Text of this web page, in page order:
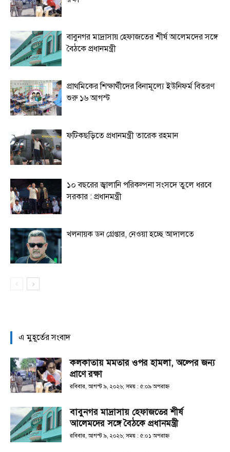
বাবুনগর মাদ্রাসায় হেফাজতের শীর্ষ আলেমদের সঙ্গে
বৈঠকে প্রধানমন্ত্রী
প্রাথমিকের শিক্ষার্থীদের বিনামূল্যে ইউনিফর্ম বিতরণ
শুরু ১৬ আগস্ট
ফটিকছড়িতে প্রধানমন্ত্রী তারেক রহমান
১০ বছরের জ্বালানি পরিকল্পনা সংসদে তুলে ধরবে
সরকার : প্রধানমন্ত্রী
খলনায়ক ডন গ্রেপ্তার, নেওয়া হচ্ছে আদালতে
এ মুহূর্তের সংবাদ
কলকাতায় মমতার ওপর হামলা, অল্পের জন্য
প্রাণে রক্ষা
রবিবার, আগস্ট ৯, ২০২৬; সময় : ৫:০৯ অপরাহ্ণ
বাবুনগর মাদ্রাসায় হেফাজতের শীর্ষ
আলেমদের সঙ্গে বৈঠকে প্রধানমন্ত্রী
রবিবার, আগস্ট ৯, ২০২৬; সময় : ৫:০১ অপরাহ্ণ